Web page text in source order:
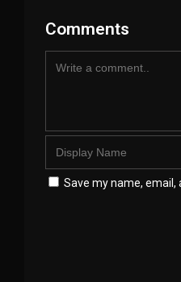
Comments
Save my name,